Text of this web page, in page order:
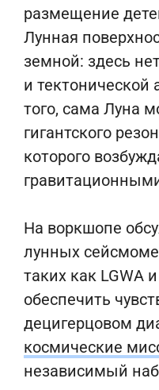
размещение
Лунная
земной: здесь
и тектонической
того, сама Луна
гигантского
которого
На воркшопе
лунных
таких как LGWA
обеспечить
децигерцовом
космические
независимый